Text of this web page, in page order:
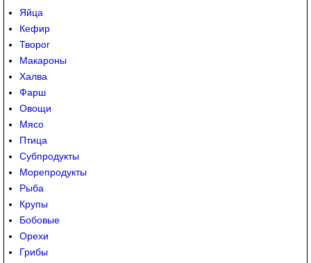
Яйца
Кефир
Творог
Макароны
Халва
Фарш
Овощи
Мясо
Птица
Субпродукты
Морепродукты
Рыба
Крупы
Бобовые
Орехи
Грибы